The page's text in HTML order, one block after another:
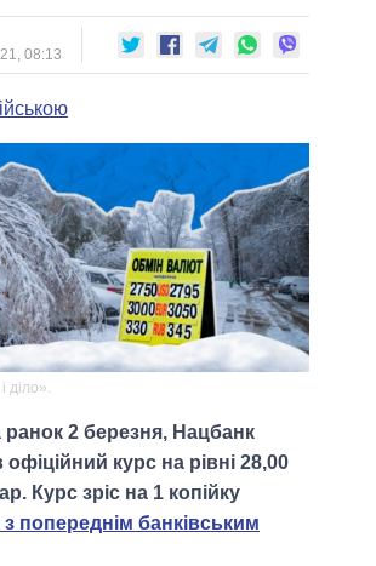
І ОФІС
РАДА
ВІДЕО
ПОЛІТИКІВ
08:13
діло».
2 березня, Нацбанк
курс на рівні 28,00
Курс зріс на 1 копійку
попереднім банківським